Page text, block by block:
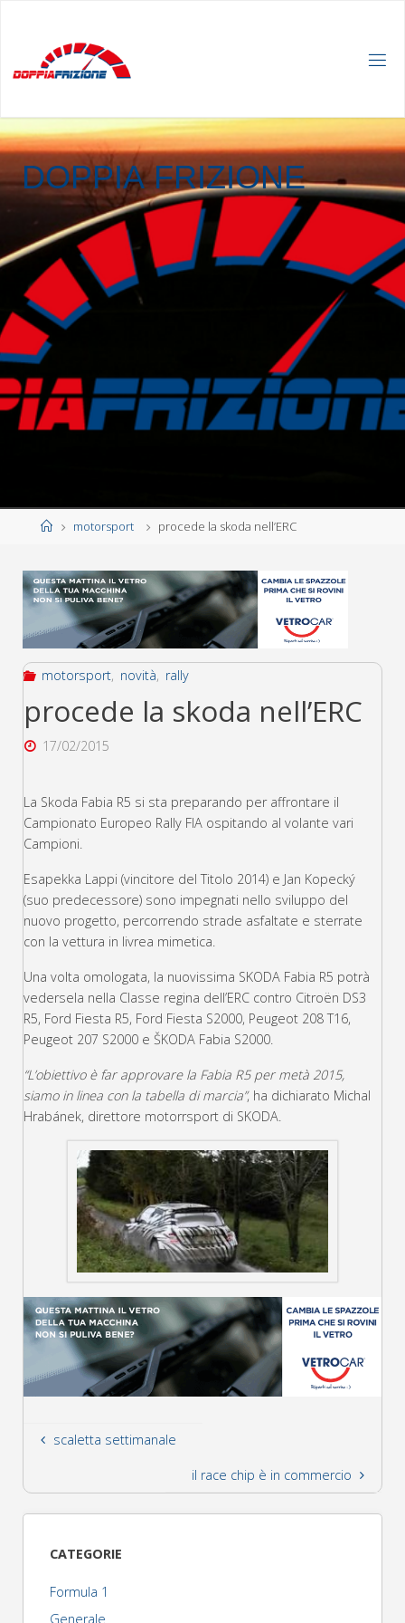
DOPPIA FRIZIONE
Homemotorsport procede la skoda nell’ERC
motorsport, novità, rally
procede la skoda nell’ERC
17/02/2015
La Skoda Fabia R5 si sta preparando per affrontare il
Campionato Europeo Rally FIA ospitando al volante vari
Campioni.
Esapekka Lappi (vincitore del Titolo 2014) e Jan Kopecký
(suo predecessore) sono impegnati nello sviluppo del
nuovo progetto, percorrendo strade asfaltate e sterrate
con la vettura in livrea mimetica.
Una volta omologata, la nuovissima SKODA Fabia R5 potrà
vedersela nella Classe regina dell’ERC contro Citroën DS3
R5, Ford Fiesta R5, Ford Fiesta S2000, Peugeot 208 T16,
Peugeot 207 S2000 e ŠKODA Fabia S2000.
“L’obiettivo è far approvare la Fabia R5 per metà 2015,
siamo in linea con la tabella di marcia”, ha dichiarato Michal
Hrabánek, direttore motorrsport di SKODA.
scaletta settimanale
il race chip è in commercio
CATEGORIE
Formula 1
Generale